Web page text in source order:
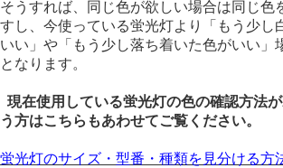
そうすれば、同じ色が欲しい場合は同じ色
すし、今使っている蛍光灯より
「もう少
いい」や「もう少し落ち着いた色がいい」
となります。
現在使用している蛍光灯の色の確認方法
う方はこちらもあわせてご覧ください。
蛍光灯のサイズ・型番・種類を見分ける方